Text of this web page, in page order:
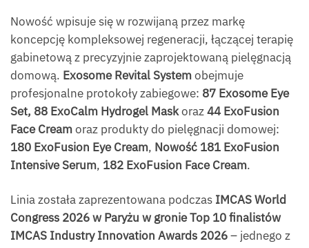
Nowość wpisuje się w rozwijaną przez markę
koncepcję kompleksowej regeneracji, łączącej terapię
gabinetową z precyzyjnie zaprojektowaną pielęgnacją
domową. Exosome Revital Systemobejmuje
profesjonalne protokoły zabiegowe: 87 Exosome Eye
Set, 88 ExoCalm Hydrogel Maskoraz44 ExoFusion
Face Creamoraz produkty do pielęgnacji domowej:
180 ExoFusion Eye Cream, Nowość 181 ExoFusion
Intensive Serum, 182 ExoFusion Face Cream.
Linia została zaprezentowana podczas IMCAS World
Congress 2026 w Paryżu w gronie Top 10 finalistów
IMCAS Industry Innovation Awards 2026– jednego z